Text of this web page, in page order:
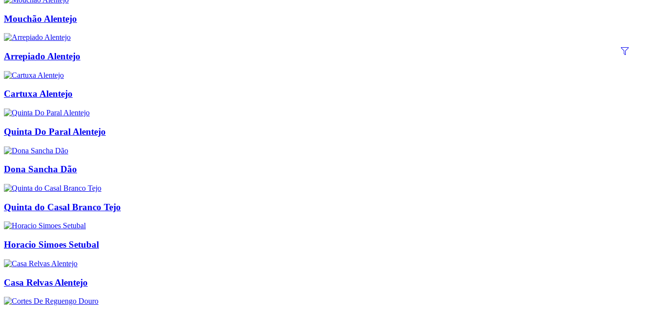
Mouchão Alentejo
Arrepiado Alentejo
Cartuxa Alentejo
Quinta Do Paral Alentejo
Dona Sancha Dão
Quinta do Casal Branco Tejo
Horacio Simoes Setubal
Casa Relvas Alentejo